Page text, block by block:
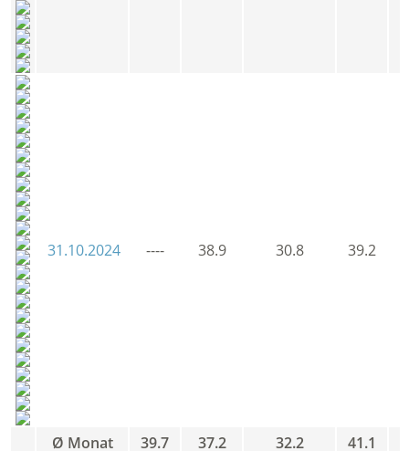
31.10.2024 ---- 38.9 30.8 39.2
Ø Monat 39.7 37.2 32.2 41.1